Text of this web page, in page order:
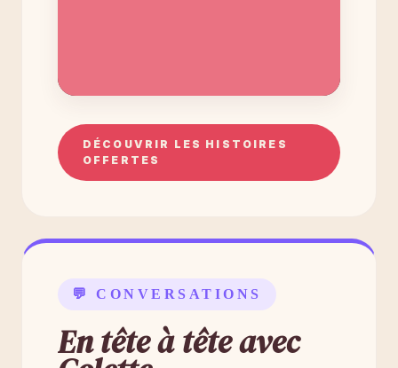
DÉCOUVRIR LES HISTOIRES
OFFERTES
💬 CONVERSATIONS
En tête à tête avec